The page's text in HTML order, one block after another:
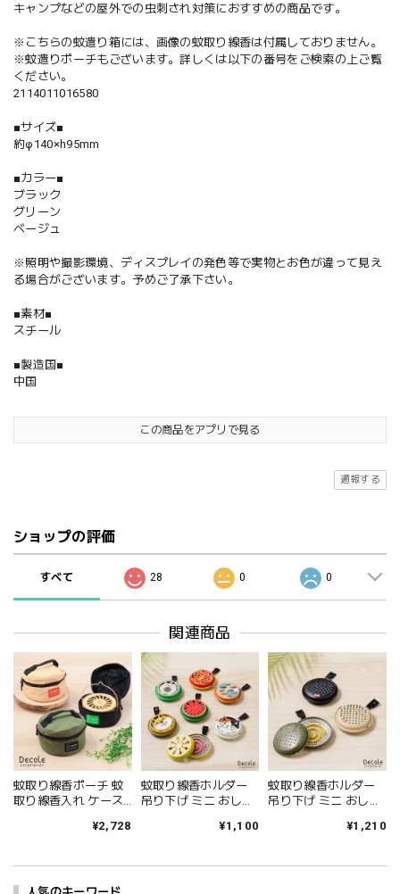
キャンプなどの屋外での虫刺され対策におすすめの商品です。
※こちらの蚊遣り箱には、画像の蚊取り線香は付属しておりません。
※蚊遣りポーチもございます。詳しくは以下の番号をご検索の上ご覧
ください。
2114011016580
■サイズ■
約φ140×h95mm
■カラー■
ブラック
グリーン
ベージュ
※照明や撮影環境、ディスプレイの発色等で実物とお色が違って見え
る場合がございます。予めご了承下さい。
■素材■
スチール
■製造国■
中国
この商品をアプリで見る
通報する
ショップの評価
すべて 28 0 0
関連商品
蚊取り線香ポーチ 蚊
取り線香入れ ケース
夏 蚊遣り 蚊取り 持ち
¥2,728
蚊取り線香ホルダー
吊り下げ ミニ おしゃ
入れ ブタ 犬 猫 蚊取
¥1,100
蚊取り線香ホルダー
吊り下げ ミニ おしゃ
ア 携帯 蚊取り線香入
¥1,210